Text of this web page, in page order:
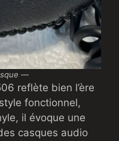
—
reflète bien l’ère
fonctionnel,
il évoque une
casques audio